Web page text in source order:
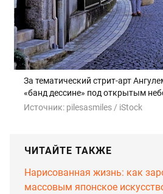
За тематический стрит-арт
«банд дессине» под открытым
Источник: pilesasmiles / iStock
ЧИТАЙТЕ ТАКЖЕ
Нарисованная жизнь: как
массовым японское